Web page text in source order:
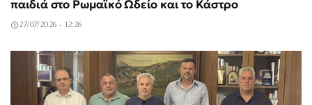
παιδιά στο Ρωμαϊκό Ωδείο και το Κάστρο
27/07/2026 - 12:26